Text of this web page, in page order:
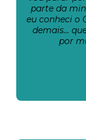
parte da
eu conheci o
demais…
por